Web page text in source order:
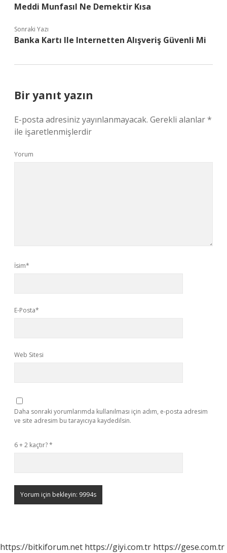
Meddi Munfasıl Ne Demektir Kısa
Sonraki Yazı
Banka Kartı Ile Internetten Alışveriş Güvenli Mi
Bir yanıt yazın
E-posta adresiniz yayınlanmayacak. Gerekli alanlar*
ile işaretlenmişlerdir
Yorum
İsim*
E-Posta*
Web Sitesi
Daha sonraki yorumlarımda kullanılması için adım, e-posta adresim
ve site adresim bu tarayıcıya kaydedilsin.
6 + 2 kaçtır?*
https://bitkiforum.net https://giyi.com.tr https://gese.com.tr